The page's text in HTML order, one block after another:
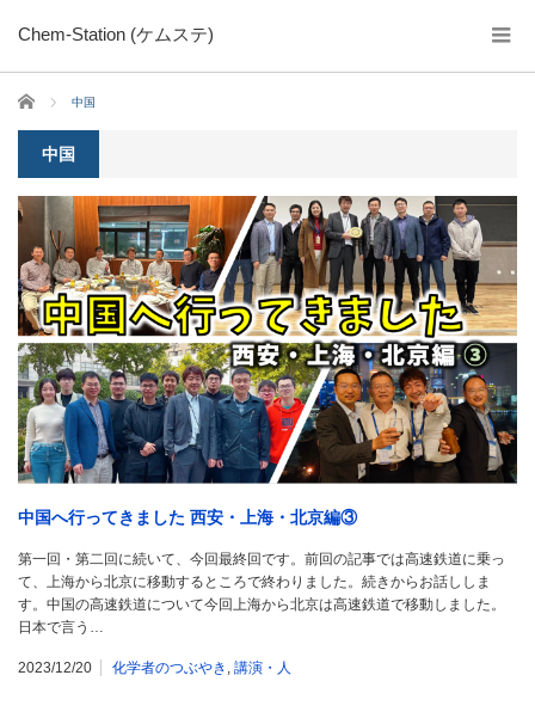
Chem-Station (ケムステ)
ホーム 中国
中国
中国へ行ってきました 西安・上海・北京編③
第一回・第二回に続いて、今回最終回です。前回の記事では高速鉄道に乗っ
て、上海から北京に移動するところで終わりました。続きからお話ししま
す。中国の高速鉄道について今回上海から北京は高速鉄道で移動しました。
日本で言う…
2023/12/20 化学者のつぶやき 講演・人